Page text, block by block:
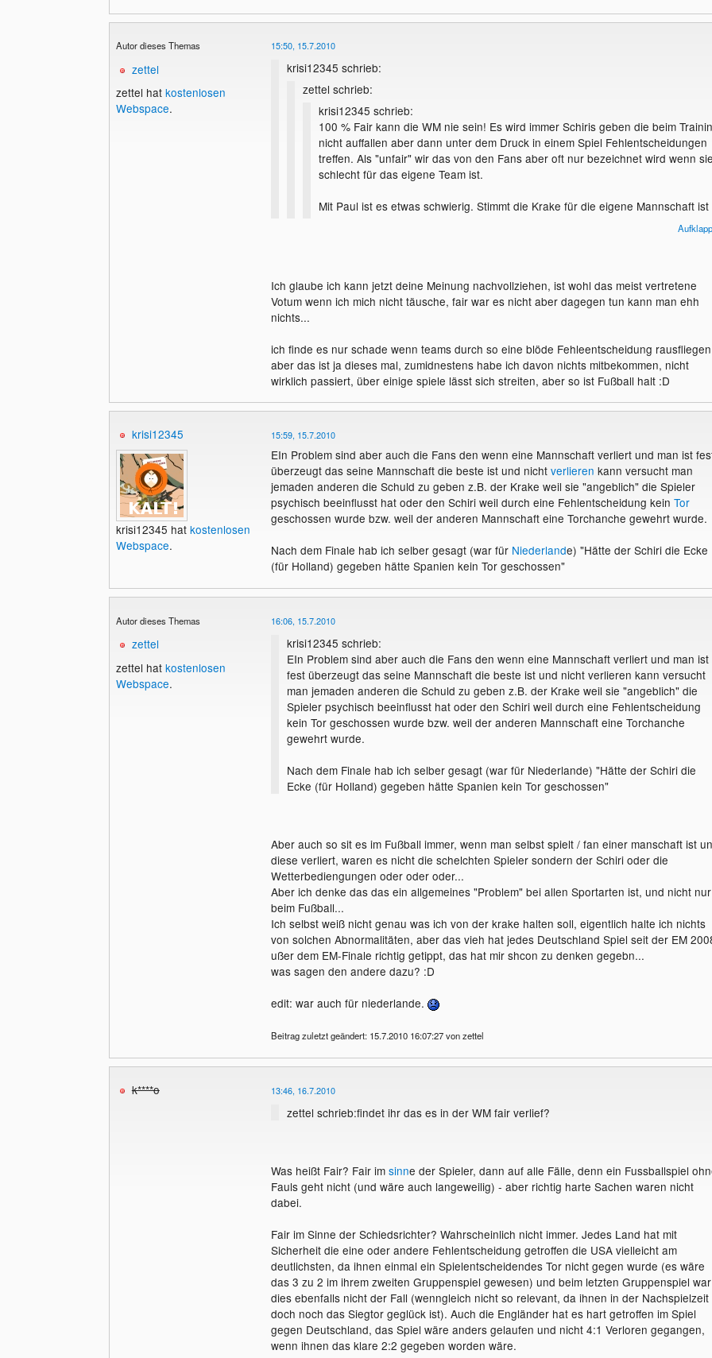
ist mal eine andere Meinung als ich sonst so kenne :D
grüße
Autor dieses Themas
zettel
zettel hat kostenlosen
Webspace.
15:50, 15.7.2010
krisi12345 schrieb:
zettel schrieb:
krisi12345 schrieb:
100 % Fair kann die WM nie sein! Es wird immer Schiris geben die beim
nicht auffallen aber dann unter dem Druck in einem Spiel Fehlentscheidungen
treffen. Als "unfair" wir das von den Fans aber oft nur bezeichnet wird wenn
schlecht für das eigene Team ist.
Mit Paul ist es etwas schwierig. Stimmt die Krake für die eigene Mannschaft ist
man natürlich froh. Stimmt sie für die Gegner ist man natürlich sauer auf (sie).
Ob sie die Mannschaften beeinflussen kann wenn die Mannschaften das
Okay, das heißt aber, das du schon meinst das es eine recht faire WM war... bzw.
beiden Seiten vorkamen?
ist mal eine andere Meinung als ich sonst so kenne :D
grüße
Es gab schon Schiedsrichter (auch in Deutschlandspielen) die "anscheinend"
parteiisch waren. Aber keiner wird wohl wissen können ob der schiri einfach
war, es nicht gesehen hat, es falsch wargenommen hat, bestochen wurde (bei der
beeinflusst wurde.
Ich glaube ich kann jetzt deine Meinung nachvollziehen, ist wohl das meist vertretene
Votum wenn ich mich nicht täusche, fair war es nicht aber dagegen tun kann man ehh
nichts...
ich finde es nur schade wenn teams durch so eine blöde Fehleentscheidung
aber das ist ja dieses mal, zumidnestens habe ich davon nichts mitbekommen, nicht
wirklich passiert, über einige spiele lässt sich streiten, aber so ist Fußball halt :D
krisi12345
krisi12345 hat kostenlosen
Webspace.
15:59, 15.7.2010
EIn Problem sind aber auch die Fans den wenn eine Mannschaft verliert und man ist
überzeugt das seine Mannschaft die beste ist und nicht verlieren kann versucht man
jemaden anderen die Schuld zu geben z.B. der Krake weil sie "angeblich" die Spieler
psychisch beeinflusst hat oder den Schiri weil durch eine Fehlentscheidung kein Tor
geschossen wurde bzw. weil der anderen Mannschaft eine Torchanche gewehrt wurde.
Nach dem Finale hab ich selber gesagt (war für Niederlande) "Hätte der Schiri die Ecke
(für Holland) gegeben hätte Spanien kein Tor geschossen"
Autor dieses Themas
zettel
zettel hat kostenlosen
Webspace.
16:06, 15.7.2010
krisi12345 schrieb:
EIn Problem sind aber auch die Fans den wenn eine Mannschaft verliert und man ist
fest überzeugt das seine Mannschaft die beste ist und nicht verlieren kann versucht
man jemaden anderen die Schuld zu geben z.B. der Krake weil sie "angeblich" die
Spieler psychisch beeinflusst hat oder den Schiri weil durch eine Fehlentscheidung
kein Tor geschossen wurde bzw. weil der anderen Mannschaft eine Torchanche
gewehrt wurde.
Nach dem Finale hab ich selber gesagt (war für Niederlande) "Hätte der Schiri die
Ecke (für Holland) gegeben hätte Spanien kein Tor geschossen"
Aber auch so sit es im Fußball immer, wenn man selbst spielt / fan einer manschaft ist
diese verliert, waren es nicht die schelchten Spieler sondern der Schiri oder die
Wetterbediengungen oder oder oder...
Aber ich denke das das ein allgemeines "Problem" bei allen Sportarten ist, und nicht nur
beim Fußball...
Ich selbst weiß nicht genau was ich von der krake halten soll, eigentlich halte ich nichts
von solchen Abnormalitäten, aber das vieh hat jedes Deutschland Spiel seit der EM
ußer dem EM-Finale richtig getippt, das hat mir shcon zu denken gegebn...
was sagen den andere dazu? :D
edit: war auch für niederlande.
Beitrag zuletzt geändert: 15.7.2010 16:07:27 von zettel
k****o 13:46, 16.7.2010
zettel schrieb:findet ihr das es in der WM fair verlief?
Was heißt Fair? Fair im sinne der Spieler, dann auf alle Fälle, denn ein Fussballspiel
Fauls geht nicht (und wäre auch langeweilig) - aber richtig harte Sachen waren nicht
dabei.
Fair im Sinne der Schiedsrichter? Wahrscheinlich nicht immer. Jedes Land hat mit
Sicherheit die eine oder andere Fehlentscheidung getroffen die USA vielleicht am
deutlichsten, da ihnen einmal ein Spielentscheidendes Tor nicht gegen wurde (es wäre
das 3 zu 2 im ihrem zweiten Gruppenspiel gewesen) und beim letzten Gruppenspiel war
dies ebenfalls nicht der Fall (wenngleich nicht so relevant, da ihnen in der Nachspielzeit
doch noch das Siegtor geglück ist). Auch die Engländer hat es hart getroffen im Spiel
gegen Deutschland, das Spiel wäre anders gelaufen und nicht 4:1 Verloren gegangen,
wenn ihnen das klare 2:2 gegeben worden wäre.